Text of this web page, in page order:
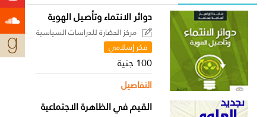
دوائر الانتماء وتأصيل الهوية
مركز الحضارة للدراسات السياسية
فكر إسلامي
100 جنية
التفاصيل
القيم في الظاهرة الاجتماعية